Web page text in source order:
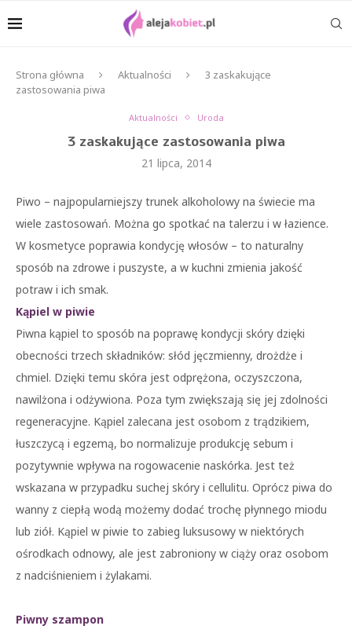
Strona główna Aktualności
3 zaskakujące
zastosowania piwa
Aktualności Uroda
3 zaskakujące zastosowania piwa
21 lipca, 2014
Piwo – najpopularniejszy trunek alkoholowy na świecie ma
wiele zastosowań. Można go spotkać na talerzu i w łazience.
W kosmetyce poprawia kondycję włosów – to naturalny
sposób na zdrowe i puszyste, a w kuchni zmienia jakość
potraw i ich smak.
Kąpiel w piwie
Piwna kąpiel to sposób na poprawę kondycji skóry dzięki
obecności trzech składników: słód jęczmienny, drożdże i
chmiel. Dzięki temu skóra jest odprężona, oczyszczona,
nawilżona i odżywiona. Poza tym zwiększają się jej zdolności
regeneracyjne. Kąpiel zalecana jest osobom z trądzikiem,
łuszczycą i egzemą, bo normalizuje produkcję sebum i
pozytywnie wpływa na rogowacenie naskórka. Jest też
wskazana w przypadku suchej skóry i cellulitu. Oprócz piwa do
wanny z ciepłą wodą możemy dodać trochę płynnego miodu
lub ziół. Kąpiel w piwie to zabieg luksusowy w niektórych
ośrodkach odnowy, ale jest zabroniony w ciąży oraz osobom
z nadciśnieniem i żylakami.
Piwny szampon